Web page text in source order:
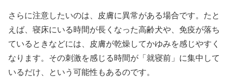
さらに注意したいのは、皮膚に異常がある場合です。たと
えば、寝床にいる時間が長くなった高齢犬や、免疫が落ち
ているときなどには、皮膚が乾燥してかゆみを感じやすく
なります。その刺激を感じる時間が「就寝前」に集中して
いるだけ、という可能性もあるのです。